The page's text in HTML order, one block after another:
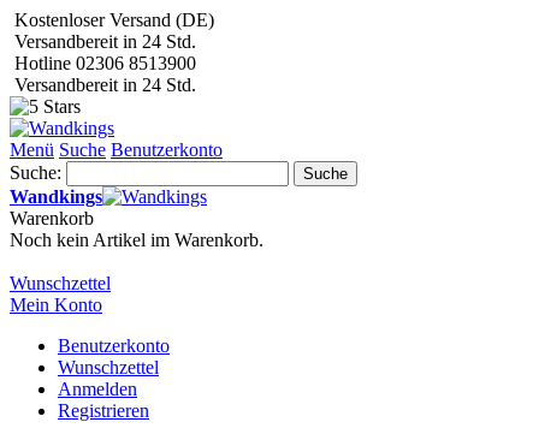
Kostenloser Versand (DE)
Versandbereit in 24 Std.
Hotline 02306 8513900
Versandbereit in 24 Std.
Menü Suche Benutzerkonto
Suche:
Suche
Wandkings
Warenkorb
Noch kein Artikel im Warenkorb.
Wunschzettel
Mein Konto
Benutzerkonto
Wunschzettel
Anmelden
Registrieren